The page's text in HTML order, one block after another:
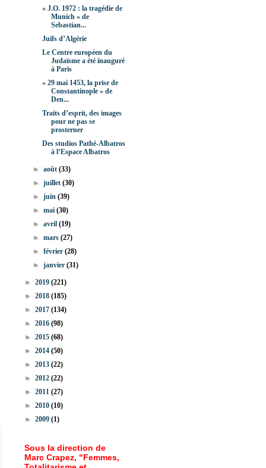
« J.O. 1972 : la tragédie de
Munich » de
Sebastian...
Juifs d’Algérie
Le Centre européen du
Judaïsme a été inauguré
à Paris
« 29 mai 1453, la prise de
Constantinople » de
Den...
Traits d’esprit, des images
pour ne pas se
prosterner
Des studios Pathé-Albatros
à l’Espace Albatros
►août(33)
►juillet(30)
►juin(39)
►mai(30)
►avril(19)
►mars(27)
►février(28)
►janvier(31)
► 2019 (221)
► 2018 (185)
► 2017 (134)
► 2016 (98)
► 2015 (68)
► 2014 (50)
► 2013 (22)
► 2012 (22)
► 2011 (27)
► 2010 (10)
► 2009 (1)
Sous la direction de
Marc Crapez, "Femmes,